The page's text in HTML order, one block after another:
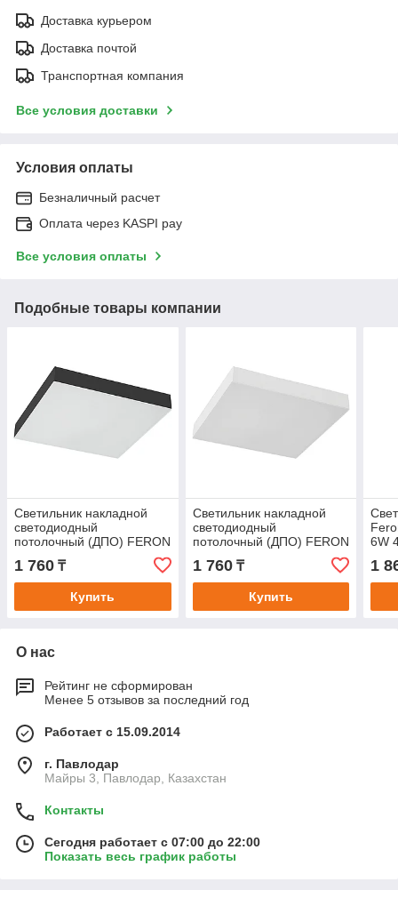
Доставка курьером
Доставка почтой
Транспортная компания
Все условия доставки
Условия оплаты
Безналичный расчет
Оплата через KASPI pay
Все условия оплаты
Подобные товары компании
Светильник накладной
светодиодный
потолочный (ДПО) FERON
AL267 6W 6400К
1 760 ₸
Купить
Светильник накладной
светодиодный
потолочный (ДПО) FERON
AL267 6W 6400К (белый)
175-265V 480Lm IP44
1 760₸
Купить
6W
1
О нас
Рейтинг не сформирован
Менее 5 отзывов за последний год
Работает с 15.09.2014
г. Павлодар
Майры 3, Павлодар, Казахстан
Контакты
Сегодня работает с 07:00 до 22:00
Показать весь график работы